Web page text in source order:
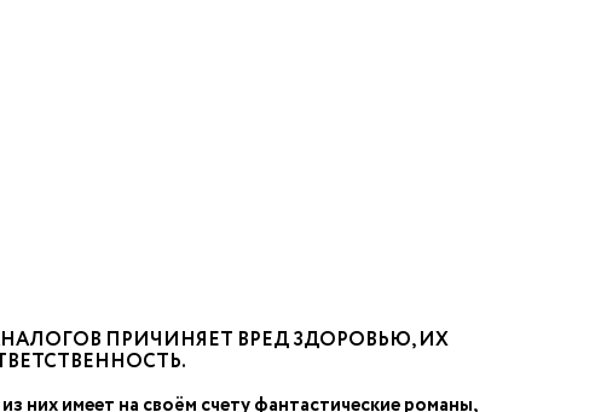
ПРИЧИНЯЕТ ВРЕД ЗДОРОВЬЮ, ИХ
них имеет на своём счету фантастические романы,